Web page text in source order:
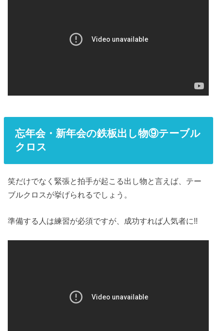
忘年会・新年会の鉄板出し物⑨テーブル
クロス
笑だけでなく緊張と拍手が起こる出し物と言えば、テー
ブルクロスが挙げられるでしょう。
準備する人は練習が必須ですが、成功すれば人気者に!!